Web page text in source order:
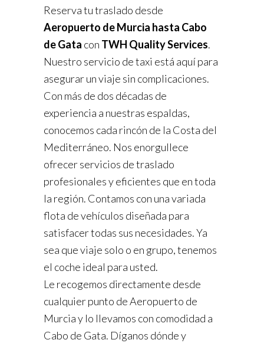
Reserva tu traslado desde
Aeropuerto de Murcia hasta Cabo
de Gata con TWH Quality Services.
Nuestro servicio de taxi está aquí para
asegurar un viaje sin complicaciones.
Con más de dos décadas de
experiencia a nuestras espaldas,
conocemos cada rincón de la Costa del
Mediterráneo. Nos enorgullece
ofrecer servicios de traslado
profesionales y eficientes que en toda
la región. Contamos con una variada
flota de vehículos diseñada para
satisfacer todas sus necesidades. Ya
sea que viaje solo o en grupo, tenemos
el coche ideal para usted.
Le recogemos directamente desde
cualquier punto de Aeropuerto de
Murcia y lo llevamos con comodidad a
Cabo de Gata. Díganos dónde y